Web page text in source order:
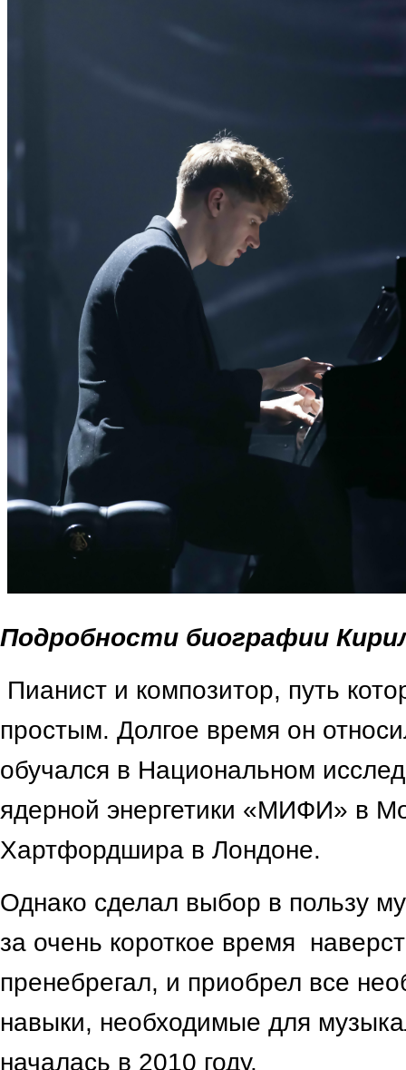
Подробности биографии
Пианист и композитор, путь
простым. Долгое время он
обучался в Национальном
ядерной энергетики «МИФИ» в
Хартфордшира в Лондоне.
Однако сделал выбор в пользу
за очень короткое время
пренебрегал, и приобрел все
навыки, необходимые для
началась в 2010 году.